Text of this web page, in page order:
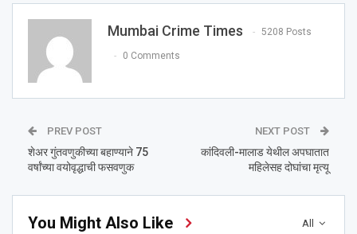
Mumbai Crime Times 5208 Posts
0 Comments
PREV POST
शेअर गुंतवणुकीच्या बहाण्याने 75
वर्षांच्या वयोवृद्धाची फसवणुक
NEXT POST
कांदिवली-मालाड येथील अपघातात
महिलेसह दोघांचा मृत्यू
All
You Might Also Like